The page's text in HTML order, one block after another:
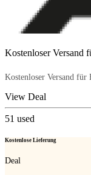
Kostenloser Versand
Kostenloser Versand für
View Deal
51 used
Kostenlose Lieferung
Deal